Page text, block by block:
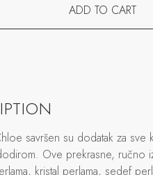
ADD TO CART
savršen su dodatak za sve
Ove prekrasne, ručno
kristal perlama, sedef